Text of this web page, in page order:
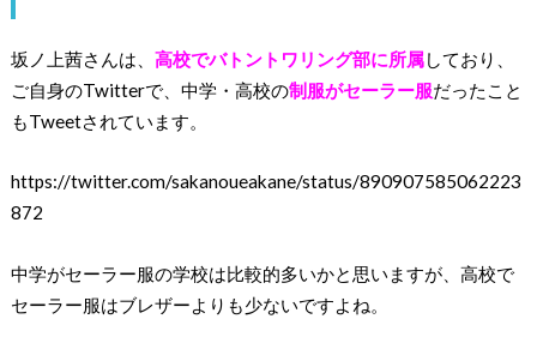
坂ノ上茜さんは、 高校でバトントワリング部に所属しており、
ご自身のTwitterで、中学・高校の制服がセーラー服だったこと
もTweetされています。
https://twitter.com/sakanoueakane/status/890907585062223
872
中学がセーラー服の学校は比較的多いかと思いますが、高校で
セーラー服はブレザーよりも少ないですよね。